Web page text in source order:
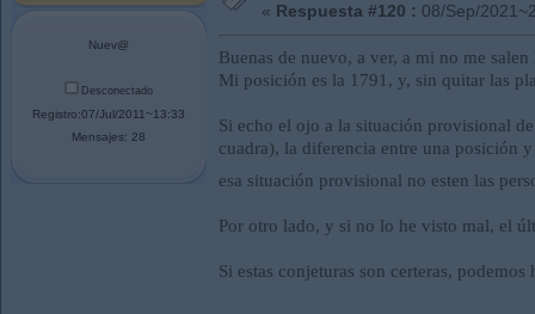
Nuev@
Desconectado
Registro:07/Jul/2011~13:33
Mensajes: 28
« Respuesta #120 : 08/Sep/
Buenas de nuevo, a ver, a mi no me
Mi posición es la 1791, y, sin quitar las
Si echo el ojo a la situación provisional
cuadra), la diferencia entre una posición
esa situación provisional no esten las
Por otro lado, y si no lo he visto mal, el
Si estas conjeturas son certeras,